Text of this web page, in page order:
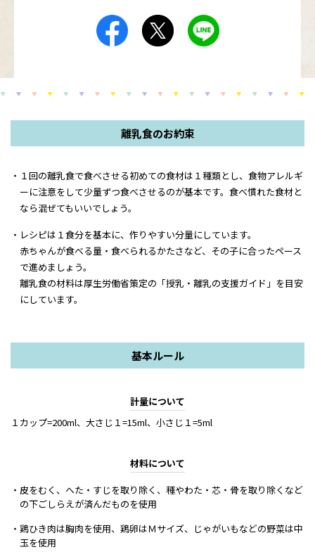
離乳食のお約束
１回の離乳食で食べさせる初めての食材は１種類とし、食物アレルギ
ーに注意をして少量ずつ食べさせるのが基本です。食べ慣れた食材と
なら混ぜてもいいでしょう。
レシピは１食分を基本に、作りやすい分量にしています。
赤ちゃんが食べる量・食べられるかたさなど、その子に合ったペース
で進めましょう。
離乳食の材料は厚生労働省策定の「授乳・離乳の支援ガイド」を目安
にしています。
基本ルール
計量について
１カップ=200ml、大さじ１=15ml、小さじ１=5ml
材料について
・皮をむく、へた・すじを取り除く、種やわた・芯・骨を取り除くなど
の下ごしらえが済んだものを使用
・鶏ひき肉は胸肉を使用、鶏卵はＭサイズ、じゃがいもなどの野菜は中
玉を使用